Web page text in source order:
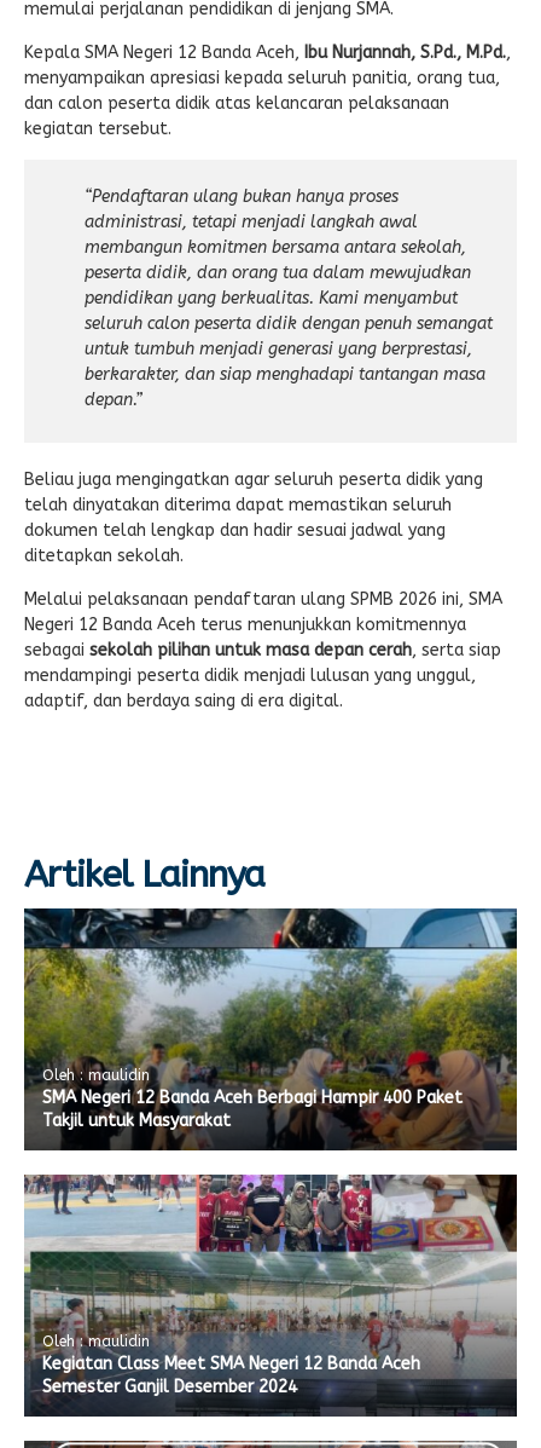
memulai perjalanan pendidikan di jenjang SMA.
Kepala SMA Negeri 12 Banda Aceh, Ibu Nurjannah, S.Pd., M.Pd.,
menyampaikan apresiasi kepada seluruh panitia, orang tua,
dan calon peserta didik atas kelancaran pelaksanaan
kegiatan tersebut.
“Pendaftaran ulang bukan hanya proses
administrasi, tetapi menjadi langkah awal
membangun komitmen bersama antara sekolah,
peserta didik, dan orang tua dalam mewujudkan
pendidikan yang berkualitas. Kami menyambut
seluruh calon peserta didik dengan penuh semangat
untuk tumbuh menjadi generasi yang berprestasi,
berkarakter, dan siap menghadapi tantangan masa
depan.”
Beliau juga mengingatkan agar seluruh peserta didik yang
telah dinyatakan diterima dapat memastikan seluruh
dokumen telah lengkap dan hadir sesuai jadwal yang
ditetapkan sekolah.
Melalui pelaksanaan pendaftaran ulang SPMB 2026 ini, SMA
Negeri 12 Banda Aceh terus menunjukkan komitmennya
sebagai sekolah pilihan untuk masa depan cerah, serta siap
mendampingi peserta didik menjadi lulusan yang unggul,
adaptif, dan berdaya saing di era digital.
Artikel Lainnya
Oleh : maulidin
SMA Negeri 12 Banda Aceh Berbagi Hampir 400 Paket
Takjil untuk Masyarakat
Oleh : maulidin
Kegiatan Class Meet SMA Negeri 12 Banda Aceh
Semester Ganjil Desember 2024